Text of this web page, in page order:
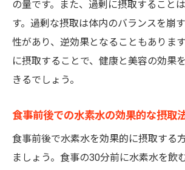
の量です。また、過剰に摂取すること
す。過剰な摂取は体内のバランスを崩
性があり、逆効果となることもありま
に摂取することで、健康と美容の効果
きるでしょう。
食事前後での水素水の効果的な摂取
食事前後で水素水を効果的に摂取する
ましょう。食事の30分前に水素水を飲